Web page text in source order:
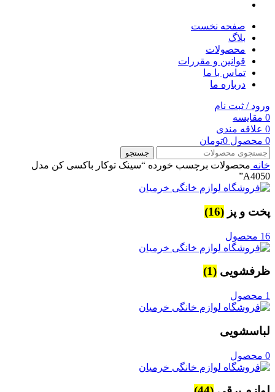
صفحه نخست
بلاگ
محصولات
قوانین و مقررات
تماس با ما
درباره ما
ورود / ثبت نام
0 مقایسه
0 علاقه مندی
0 محصول 0تومان
جستجو
خانه محصولات برچسب خورده “سینک توکار باکسی کن مدل
A4050”
پخت و پز (16)
16 محصول
ظرفشویی (1)
1 محصول
لباسشویی
0 محصول